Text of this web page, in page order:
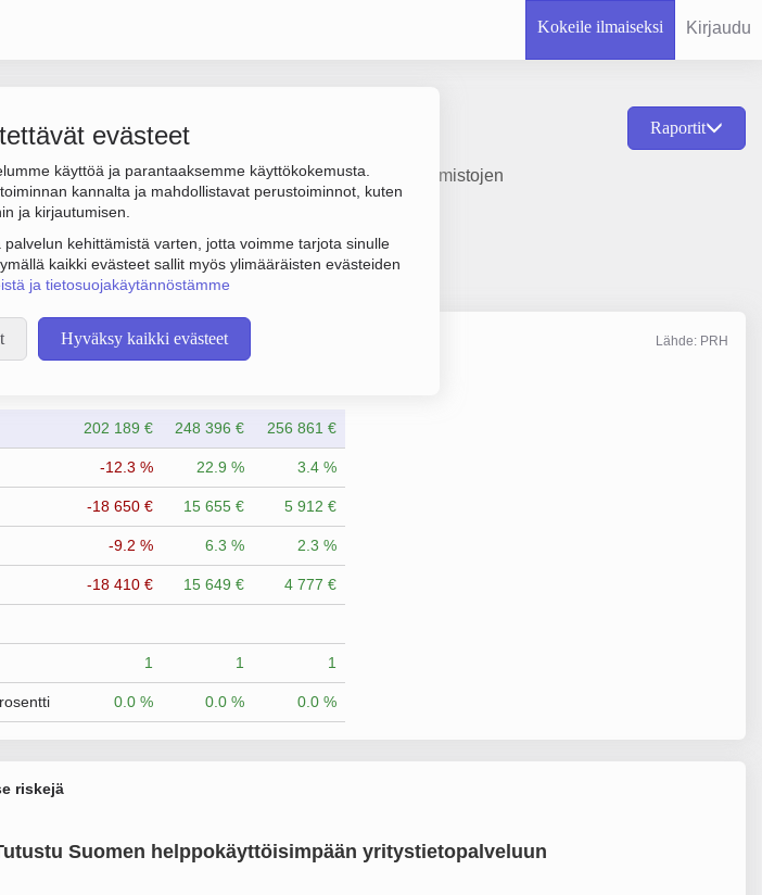
Kokeile ilmaiseksi Kirjaudu
evästeet
käyttöä ja parantaaksemme käyttökokemusta.
kannalta ja mahdollistavat perustoiminnot, kuten
ja kirjautumisen.
kehittämistä varten, jotta voimme tarjota sinulle
kaikki evästeet sallit myös ylimääräisten evästeiden
ja tietosuojakäytännöstämme
Hyväksy kaikki evästeet
Raportit
1. Sen päätoimiala on Kulttuurialan ohjelmatoimistojen
Lähde: PRH
202 189 € 248 396 € 256 861 €
-12.3 % 22.9 % 3.4 %
-18 650 € 15 655 € 5 912 €
-9.2 % 6.3 % 2.3 %
-18 410 € 15 649 € 4 777 €
1 1 1
0.0 % 0.0 % 0.0 %
riskejä
Suomen helppokäyttöisimpään yritystietopalveluun